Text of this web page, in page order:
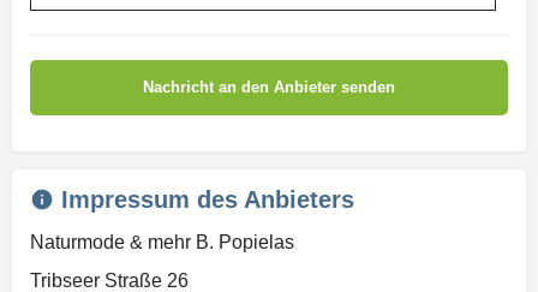
Impressum des Anbieters
Naturmode & mehr B. Popielas
Tribseer Straße 26